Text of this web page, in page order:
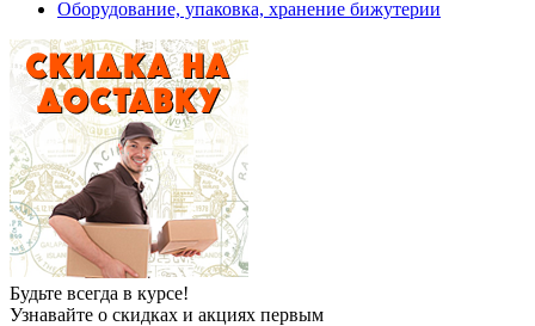
Оборудование, упаковка, хранение бижутерии
Будьте всегда в курсе!
Узнавайте о скидках и акциях первым